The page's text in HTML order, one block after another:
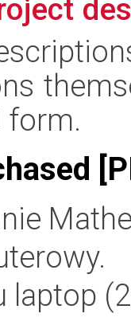
form.
laptop